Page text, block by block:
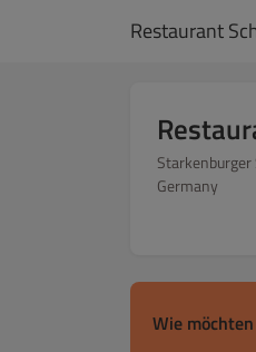
Restaurant
Germany
Wie